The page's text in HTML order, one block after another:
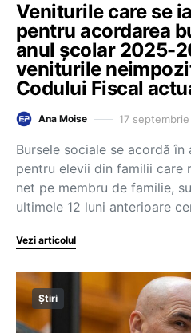
Veniturile care se
pentru acordarea
anul școlar 2025-
veniturile
Codului Fiscal
Ana Moise 17
Bursele sociale se acordă
pentru elevii din familii care
net pe membru de familie,
ultimele 12 luni anterioare
Vezi articolul
Știri